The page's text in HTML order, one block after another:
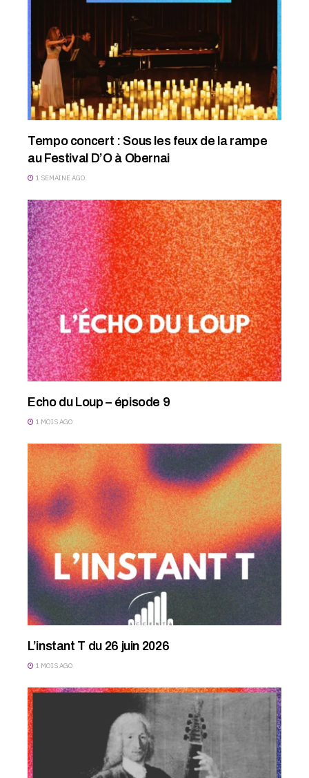
Tempo concert : Sous les feux de la rampe
au Festival D’O à Obernai
1 SEMAINE AGO
Echo du Loup – épisode 9
1 MOIS AGO
L’instant T du 26 juin 2026
1 MOIS AGO